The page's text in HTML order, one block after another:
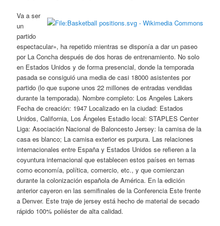
Va a ser
un
partido
espectacular», ha repetido mientras se disponía a dar un paseo
por La Concha después de dos horas de entrenamiento. No solo
en Estados Unidos y de forma presencial, donde la temporada
pasada se consiguió una media de casi 18000 asistentes por
partido (lo que supone unos 22 millones de entradas vendidas
durante la temporada). Nombre completo: Los Angeles Lakers
Fecha de creación: 1947 Localizado en la ciudad: Estados
Unidos, California, Los Ángeles Estadio local: STAPLES Center
Liga: Asociación Nacional de Baloncesto Jersey: la camisa de la
casa es blanco; La camisa exterior es purpura. Las relaciones
internacionales entre España y Estados Unidos se refieren a la
coyuntura internacional que establecen estos países en temas
como economía, política, comercio, etc., y que comienzan
durante la colonización española de América. En la edición
anterior cayeron en las semifinales de la Conferencia Este frente
a Denver. Este traje de jersey está hecho de material de secado
rápido 100% poliéster de alta calidad.